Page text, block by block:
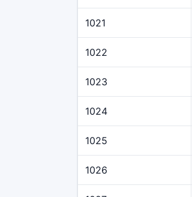
1021
1022
1023
1024
1025
1026